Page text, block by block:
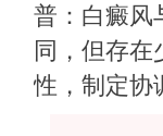
普：白癜风
同，但存
性，制定协